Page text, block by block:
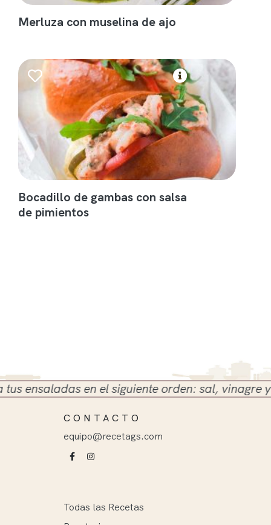
Merluza con muselina de ajo
Bocadillo de gambas con salsa
de pimientos
en el siguiente orden: sal, vinagre y
CONTACTO
equipo@recetags.com
Todas las Recetas